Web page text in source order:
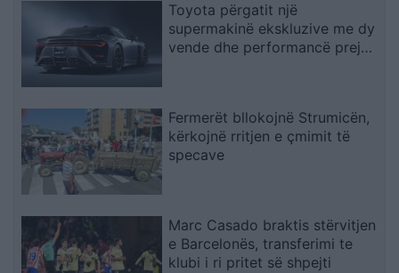
Toyota përgatit një
supermakinë ekskluzive me dy
vende dhe performancë prej
Fermerët bllokojnë Strumicën,
kërkojnë rritjen e çmimit të
specave
Marc Casado braktis stërvitjen
e Barcelonës, transferimi te
klubi i ri pritet së shpejti